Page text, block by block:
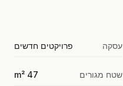
עסקה פרויקטים חדשים
שטח מגורים 47 m²